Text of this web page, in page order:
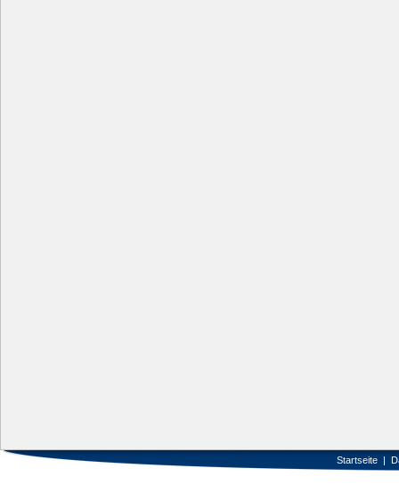
Startseite|